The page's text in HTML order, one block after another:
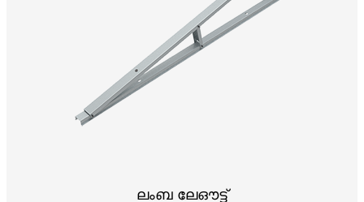
ലംബ ലേഔട്ട്